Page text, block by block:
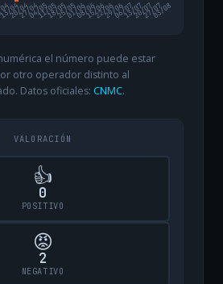
04
20/0427/0404/0511/0518/0525/0501/0608/0615/0622/0629/0606/0713/0720/0727/07
03/08
el número puede estar
otro operador distinto al
Datos oficiales: CNMC.
VALORACIÓN
👍
0
POSITIVO
😡
2
NEGATIVO